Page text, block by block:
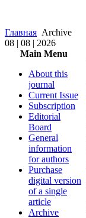
Главная Archive
08 | 08 | 2026
Main Menu
About this
journal
Current Issue
Subscription
Editorial
Board
General
information
for authors
Purchase
digital version
of a single
article
Archive